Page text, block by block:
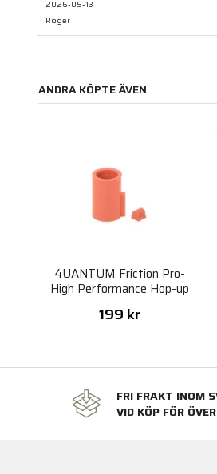
2026-05-13
Roger
ANDRA KÖPTE ÄVEN
4UANTUM Friction Pro-
High Performance Hop-up
199 kr
FRI FRAKT INOM
VID KÖP FÖR